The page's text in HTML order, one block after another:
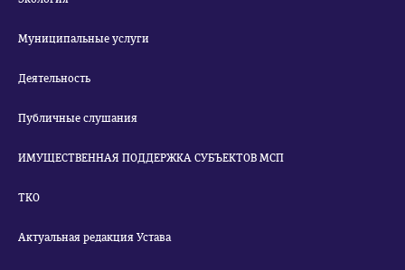
Муниципальные услуги
Деятельность
Публичные слушания
ИМУЩЕСТВЕННАЯ ПОДДЕРЖКА СУБЪЕКТОВ МСП
ТКО
Актуальная редакция Устава